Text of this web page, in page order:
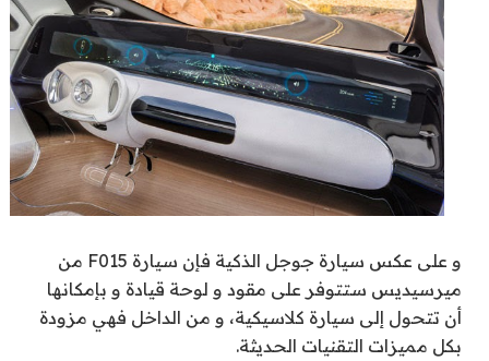
و على عكس سيارة جوجل الذكية فإن سيارة F015 من
ميرسيديس ستتوفر على مقود و لوحة قيادة و بإمكانها
أن تتحول إلى سيارة كلاسيكية، و من الداخل فهي مزودة
بكل مميزات التقنيات الحديثة.